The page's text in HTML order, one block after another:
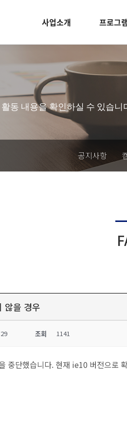
사업소개 프로그
동 내용을 확인하실 수 있습니
공지사항
않을 경우
조회 1141
중단했습니다. 현재 ie10 버전으로